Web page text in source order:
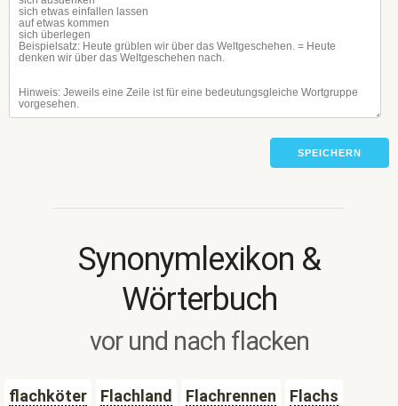
SPEICHERN
Synonymlexikon &
Wörterbuch
vor und nach flacken
flachköter Flachland Flachrennen
Flachs